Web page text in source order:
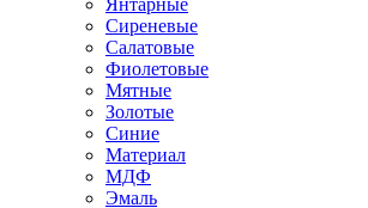
Сиреневые
Салатовые
Фиолетовые
Мятные
Золотые
Синие
Материал
МДФ
Эмаль